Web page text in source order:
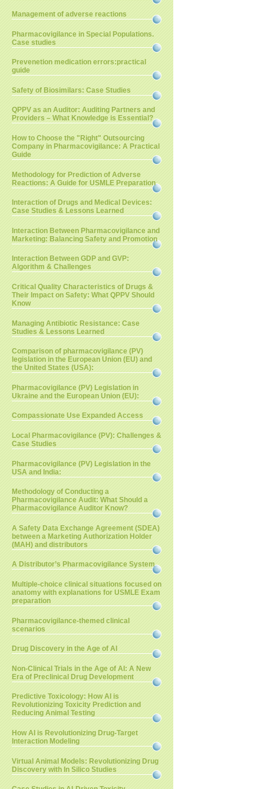
Management of adverse reactions
Pharmacovigilance in Special Populations.
Case studies
Prevenetion medication errors:practical
guide
Safety of Biosimilars: Case Studies
QPPV as an Auditor: Auditing Partners and
Providers – What Knowledge is Essential?
How to Choose the "Right" Outsourcing
Company in Pharmacovigilance: A Practical
Guide
Methodology for Prediction of Adverse
Reactions: A Guide for USMLE Preparation
Interaction of Drugs and Medical Devices:
Case Studies & Lessons Learned
Interaction Between Pharmacovigilance and
Marketing: Balancing Safety and Promotion
Interaction Between GDP and GVP:
Algorithm & Challenges
Critical Quality Characteristics of Drugs &
Their Impact on Safety: What QPPV Should
Know
Managing Antibiotic Resistance: Case
Studies & Lessons Learned
Comparison of pharmacovigilance (PV)
legislation in the European Union (EU) and
the United States (USA):
Pharmacovigilance (PV) Legislation in
Ukraine and the European Union (EU):
Compassionate Use Expanded Access
Local Pharmacovigilance (PV): Challenges &
Case Studies
Pharmacovigilance (PV) Legislation in the
USA and India:
Methodology of Conducting a
Pharmacovigilance Audit: What Should a
Pharmacovigilance Auditor Know?
A Safety Data Exchange Agreement (SDEA)
between a Marketing Authorization Holder
(MAH) and distributors
A Distributor’s Pharmacovigilance System
Multiple-choice clinical situations focused on
anatomy with explanations for USMLE Exam
preparation
Pharmacovigilance-themed clinical
scenarios
Drug Discovery in the Age of AI
Non-Clinical Trials in the Age of AI: A New
Era of Preclinical Drug Development
Predictive Toxicology: How AI is
Revolutionizing Toxicity Prediction and
Reducing Animal Testing
How AI is Revolutionizing Drug-Target
Interaction Modeling
Virtual Animal Models: Revolutionizing Drug
Discovery with In Silico Studies